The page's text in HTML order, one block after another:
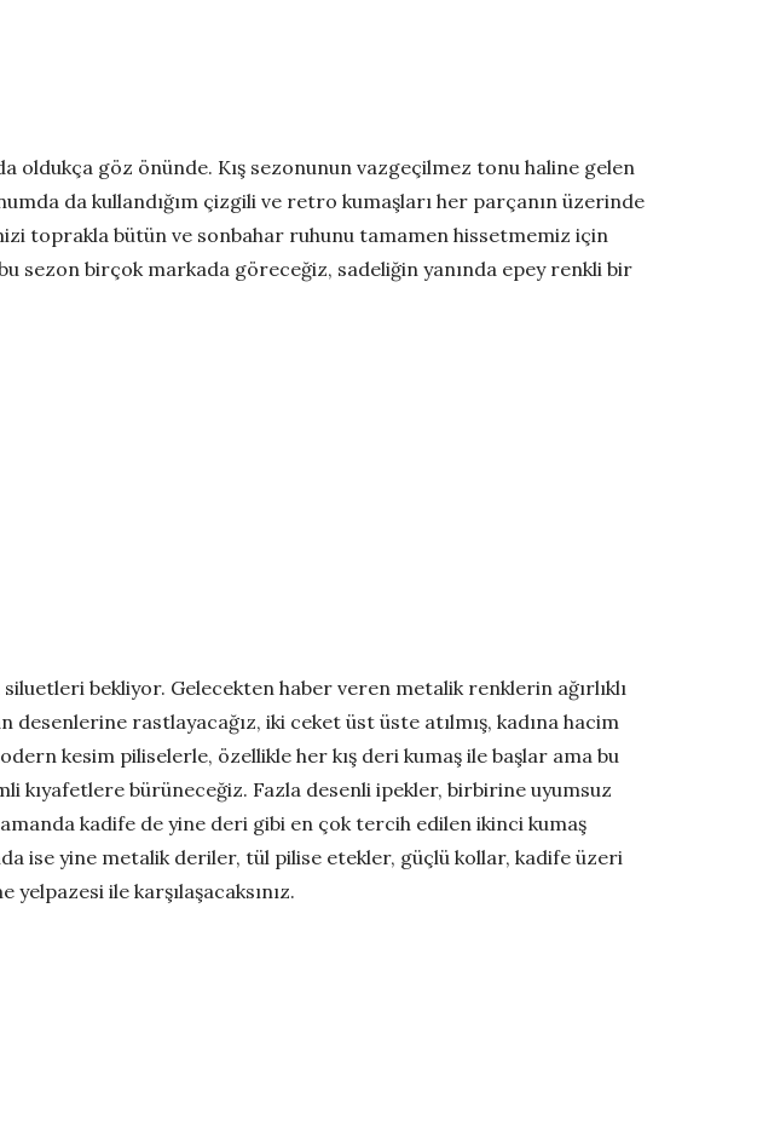
oldukça göz önünde. Kış sezonunun vazgeçilmez tonu haline gelen
da kullandığım çizgili ve retro kumaşları her parçanın üzerinde
toprakla bütün ve sonbahar ruhunu tamamen hissetmemiz için
sezon birçok markada göreceğiz, sadeliğin yanında epey renkli bir
bekliyor. Gelecekten haber veren metalik renklerin ağırlıklı
rastlayacağız, iki ceket üst üste atılmış, kadına hacim
kesim piliselerle, özellikle her kış deri kumaş ile başlar ama bu
kıyafetlere bürüneceğiz. Fazla desenli ipekler, birbirine uyumsuz
kadife de yine deri gibi en çok tercih edilen ikinci kumaş
ise yine metalik deriler, tül pilise etekler, güçlü kollar, kadife üzeri
ile karşılaşacaksınız.